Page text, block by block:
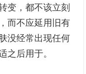
变，都不该立刻
而不应延用旧有
没经常出现任何
之后用于。